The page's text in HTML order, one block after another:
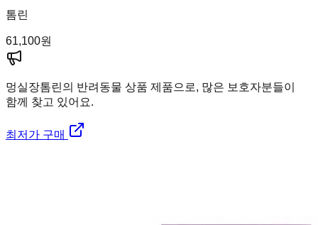
톰린
61,100원
멍실장톰린의 반려동물 상품 제품으로, 많은 보호자분들이
함께 찾고 있어요.
최저가 구매